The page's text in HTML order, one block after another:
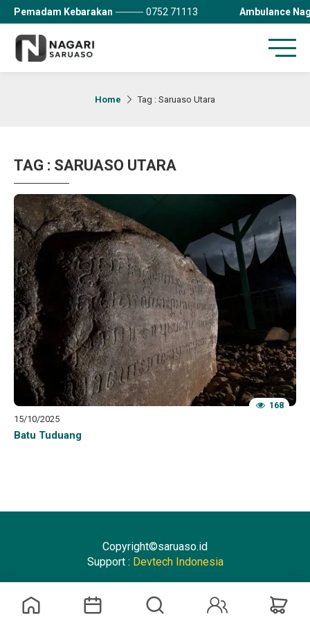
Pemadam Kebarakan 0752 71113 Ambulance
Home Tag : Saruaso Utara
TAG : SARUASO UTARA
15/10/2025
168
Batu Tuduang
Copyright©saruaso.id
Support : Devtech Indonesia